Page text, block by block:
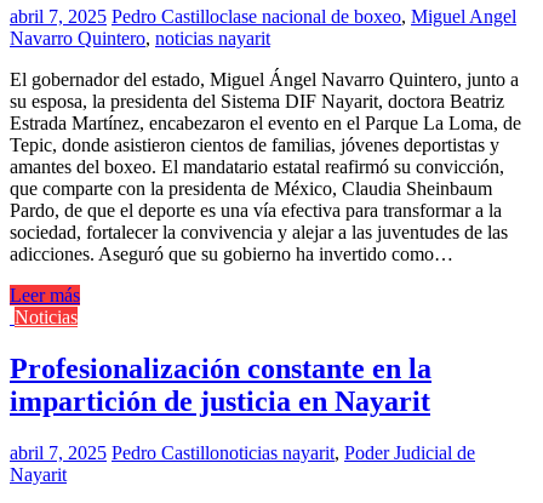
abril 7, 2025 Pedro Castilloclase nacional de boxeo, Miguel Angel
Navarro Quintero, noticias nayarit
El gobernador del estado, Miguel Ángel Navarro Quintero, junto a
su esposa, la presidenta del Sistema DIF Nayarit, doctora Beatriz
Estrada Martínez, encabezaron el evento en el Parque La Loma, de
Tepic, donde asistieron cientos de familias, jóvenes deportistas y
amantes del boxeo. El mandatario estatal reafirmó su convicción,
que comparte con la presidenta de México, Claudia Sheinbaum
Pardo, de que el deporte es una vía efectiva para transformar a la
sociedad, fortalecer la convivencia y alejar a las juventudes de las
adicciones. Aseguró que su gobierno ha invertido como…
Leer más
Noticias
Profesionalización constante en la
impartición de justicia en Nayarit
abril 7, 2025 Pedro Castillonoticias nayarit, Poder Judicial de
Nayarit